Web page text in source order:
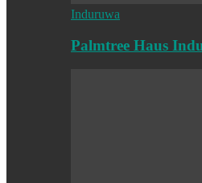
Induruwa
Palmtree Haus